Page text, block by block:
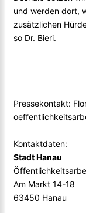
und werden dort,
zusätzlichen
so Dr. Bieri.
Pressekontakt:
Kontaktdaten:
Stadt Hanau
Am Markt 14-18
63450 Hanau